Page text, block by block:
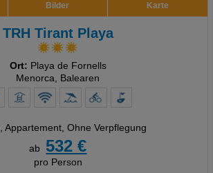
Bilder Karte
TRH Tirant Playa
Ort: Playa de Fornells
Menorca, Balearen
, Appartement, Ohne Verpflegung
ab
532 €
pro Person